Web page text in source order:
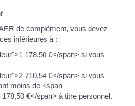
de complément, vous devez
inférieures à :
178,50 €</span> si vous
710,54 €</span> si vous
moins de <span
€</span> à titre personnel.